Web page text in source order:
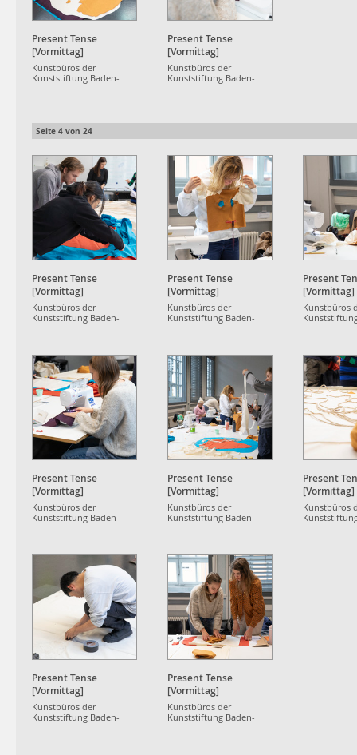
Present Tense
[Vormittag]
Kunstbüros der
Kunststiftung Baden-
Present Tense
[Vormittag]
Kunstbüros der
Kunststiftung Baden-
Seite 4 von 24
Present Tense
[Vormittag]
Kunstbüros der
Kunststiftung Baden-
Present Tense
[Vormittag]
Kunstbüros der
Kunststiftung Baden-
Present
[Vormittag]
Kunstbüros
Present Tense
[Vormittag]
Kunstbüros der
Kunststiftung Baden-
Present Tense
[Vormittag]
Kunstbüros der
Kunststiftung Baden-
Present
[Vormittag]
Kunstbüros
Present Tense
[Vormittag]
Kunstbüros der
Kunststiftung Baden-
Present Tense
[Vormittag]
Kunstbüros der
Kunststiftung Baden-